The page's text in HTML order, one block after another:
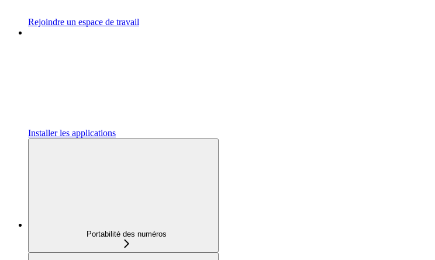
Rejoindre un espace de travail
Installer les applications
Portabilité des numéros